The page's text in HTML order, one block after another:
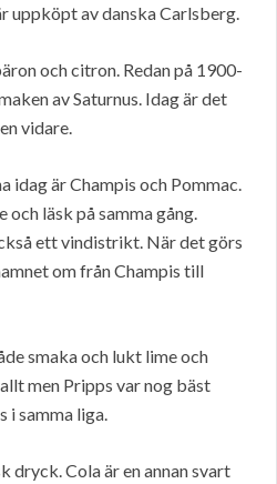
uppköpt av danska Carlsberg.
och citron. Redan på 1900-
av Saturnus. Idag är det
vidare.
idag är Champis och Pommac.
läsk på samma gång.
ett vindistrikt. När det görs
om från Champis till
smaka och lukt lime och
men Pripps var nog bäst
i samma liga.
dryck. Cola är en annan svart